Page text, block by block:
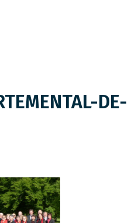
DE-